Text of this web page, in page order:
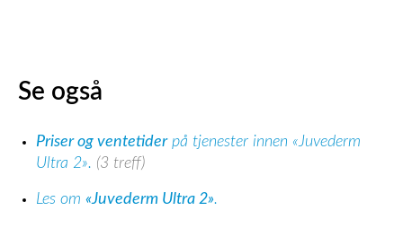
Se også
Priser og ventetiderpå tjenester innen «Juvederm
Ultra 2». (3 treff)
Les om «Juvederm Ultra 2».